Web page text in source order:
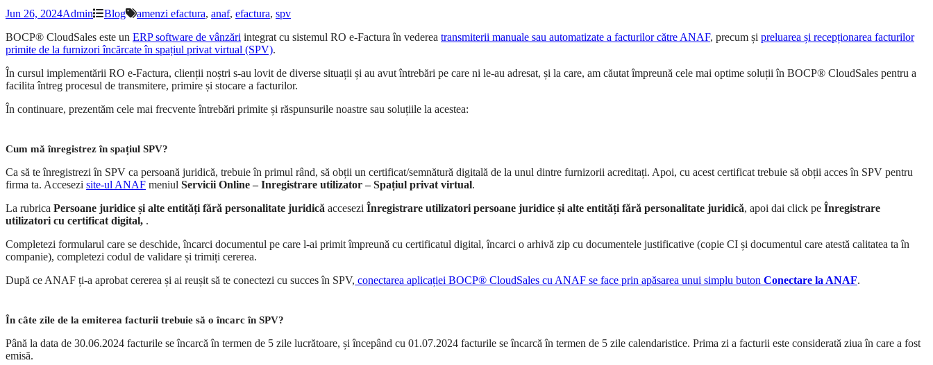
Jun 26, 2024Admin Blog amenzi efactura, anaf, efactura, spv
BOCP® CloudSales este un ERP software de vânzări integrat cu sistemul RO e-Factura în vederea transmiterii manuale sau automatizate a facturilor către ANAF, precum și preluarea și recepționarea facturilor
primite de la furnizori încărcate în spațiul privat virtual (SPV).
În cursul implementării RO e-Factura, clienții noștri s-au lovit de diverse situații și au avut întrebări pe care ni le-au adresat, și la care, am căutat împreună cele mai optime soluții în BOCP® CloudSales pentru a
facilita întreg procesul de transmitere, primire și stocare a facturilor.
În continuare, prezentăm cele mai frecvente întrebări primite și răspunsurile noastre sau soluțiile la acestea:
Cum mă înregistrez în spațiul SPV?
Ca să te înregistrezi în SPV ca persoană juridică, trebuie în primul rând, să obții un certificat/semnătură digitală de la unul dintre furnizorii acreditați. Apoi, cu acest certificat trebuie să obții acces în SPV pentru
firma ta. Accesezi site-ul ANAF meniul Servicii Online – Inregistrare utilizator – Spațiul privat virtual.
La rubrica Persoane juridice și alte entități fără personalitate juridică accesezi Înregistrare utilizatori persoane juridice și alte entități fără personalitate juridică, apoi dai click pe Înregistrare
utilizatori cu certificat digital, .
Completezi formularul care se deschide, încarci documentul pe care l-ai primit împreună cu certificatul digital, încarci o arhivă zip cu documentele justificative (copie CI și documentul care atestă calitatea ta în
companie), completezi codul de validare și trimiți cererea.
După ce ANAF ți-a aprobat cererea și ai reușit să te conectezi cu succes în SPV, conectarea aplicației BOCP® CloudSales cu ANAF se face prin apăsarea unui simplu buton Conectare la ANAF.
În câte zile de la emiterea facturii trebuie să o încarc în SPV?
Până la data de 30.06.2024 facturile se încarcă în termen de 5 zile lucrătoare, și începând cu 01.07.2024 facturile se încarcă în termen de 5 zile calendaristice. Prima zi a facturii este considerată ziua în care a fost
emisă.